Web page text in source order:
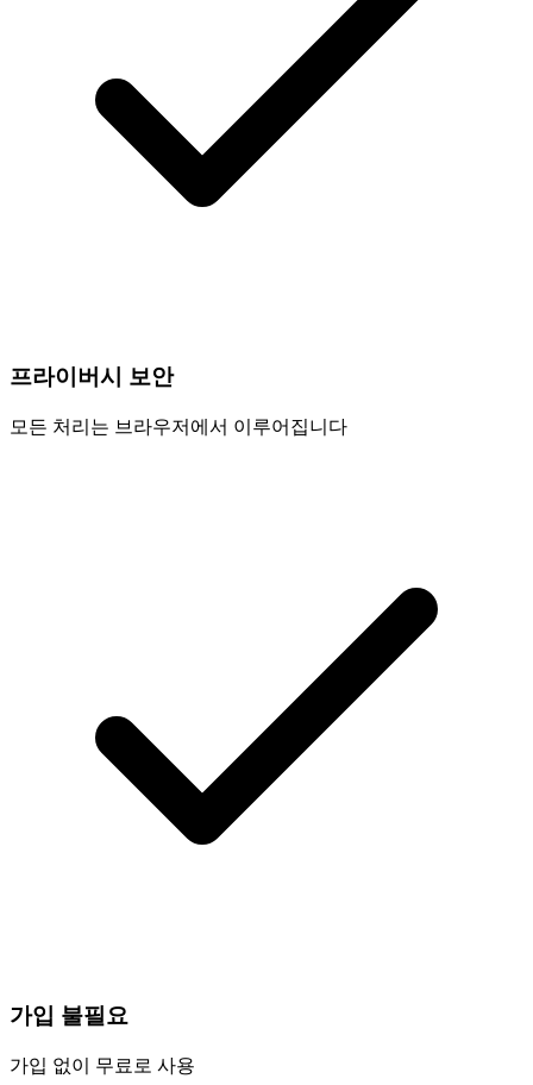
프라이버시 보안
모든 처리는 브라우저에서 이루어집니다
가입 불필요
가입 없이 무료로 사용